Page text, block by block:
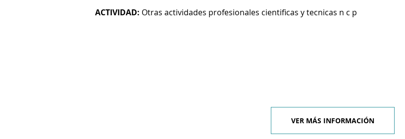
ACTIVIDAD: Otras actividades profesionales cientificas y tecnicas n c p
VER MÁS INFORMACIÓN